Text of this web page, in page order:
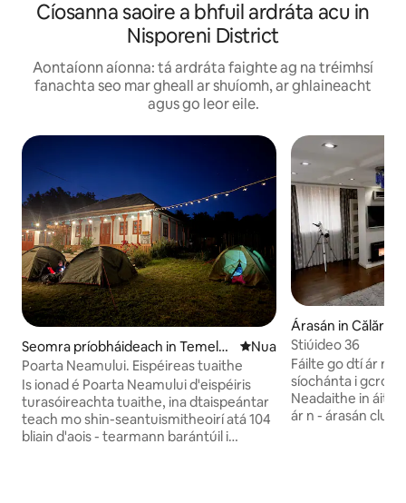
Cíosanna saoire a bhfuil ardráta acu in
Nisporeni District
Aontaíonn aíonna: tá ardráta faighte ag na tréimhsí
fanachta seo mar gheall ar shuíomh, ar ghlaineacht
agus go leor eile.
Seomra príobháideach in Temele
uţi
Áit nua le fanacht
Nua
Poarta Neamului. Eispéireas tuaithe
Is ionad é Poarta Neamului d'eispéiris
turasóireachta tuaithe, ina dtaispeántar
teach mo shin-seantuismitheoirí atá 104
bliain d'aois - tearmann barántúil i
Árasán in Călăraşi
Stiúideo 36
Fáilte go dtí ár n -
síochánta i
Neadaithe in áit
ár n - árasán